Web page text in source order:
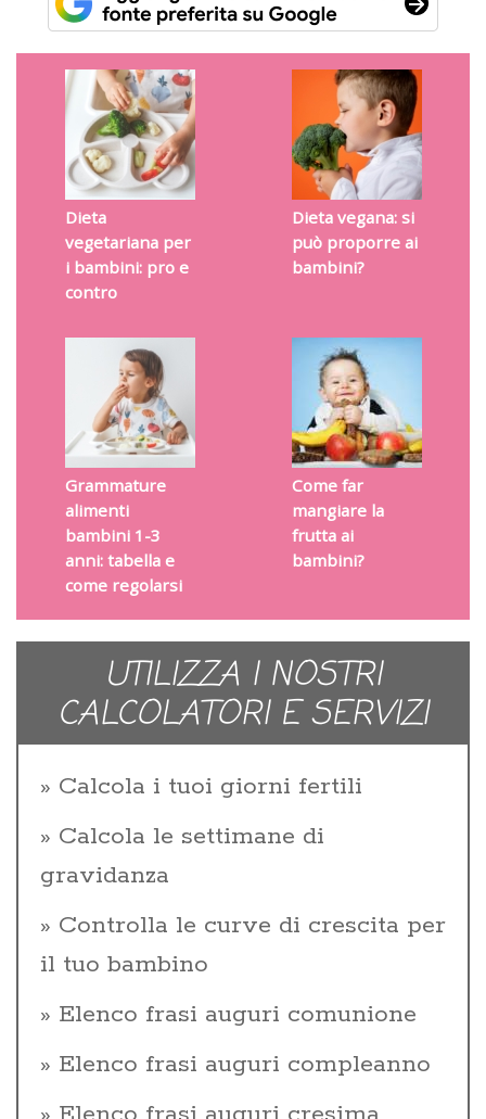
Dieta
vegetariana per
i bambini: pro e
contro
Dieta vegana: si
può proporre ai
bambini?
Grammature
alimenti
bambini 1-3
anni: tabella e
come regolarsi
Come far
mangiare la
frutta ai
bambini?
UTILIZZA I NOSTRI
CALCOLATORI E SERVIZI
Calcola i tuoi giorni fertili
Calcola le settimane di
gravidanza
Controlla le curve di crescita per
il tuo bambino
Elenco frasi auguri comunione
Elenco frasi auguri compleanno